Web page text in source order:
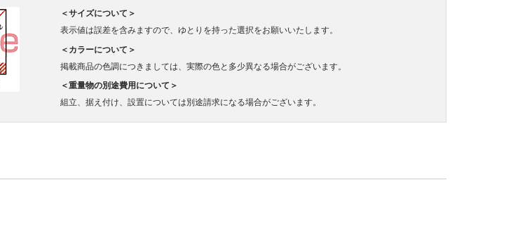
＜サイズについて＞
表示値は誤差を含みますので、ゆとりを持った選択をお願いいたします。
＜カラーについて＞
掲載商品の色調につきましては、実際の色と多少異なる場合がございます。
＜重量物の別途費用について＞
組立、据え付け、設置については別途請求になる場合がございます。